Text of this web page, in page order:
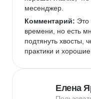
месенджер.
Комментарий: Это
времени, но есть
подтянуть хвосты,
практики и
Елена